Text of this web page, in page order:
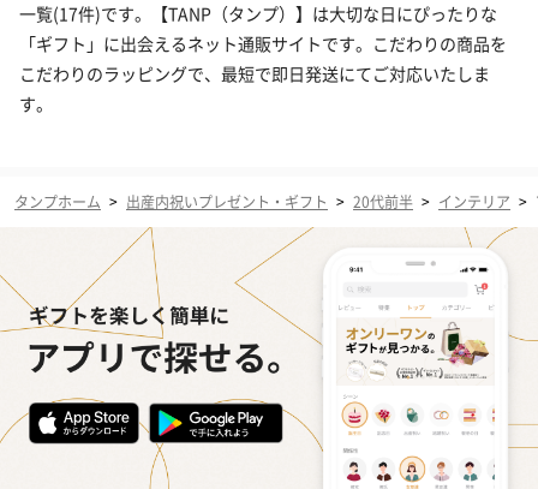
一覧(17件)です。【TANP（タンプ）】は大切な日にぴったりな
「ギフト」に出会えるネット通販サイトです。こだわりの商品を
こだわりのラッピングで、最短で即日発送にてご対応いたしま
す。
タンプホーム > 出産内祝いプレゼント・ギフト > 20代前半 > インテリア >